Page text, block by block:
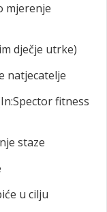
mjerenje
dječje utrke)
natjecatelje
fitness
staze
u cilju